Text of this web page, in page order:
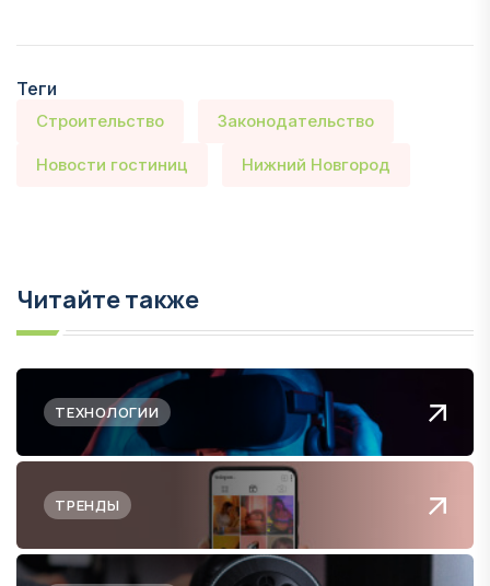
Теги
Строительство Законодательство
Новости гостиниц Нижний Новгород
Читайте также
ТЕХНОЛОГИИ
ТРЕНДЫ